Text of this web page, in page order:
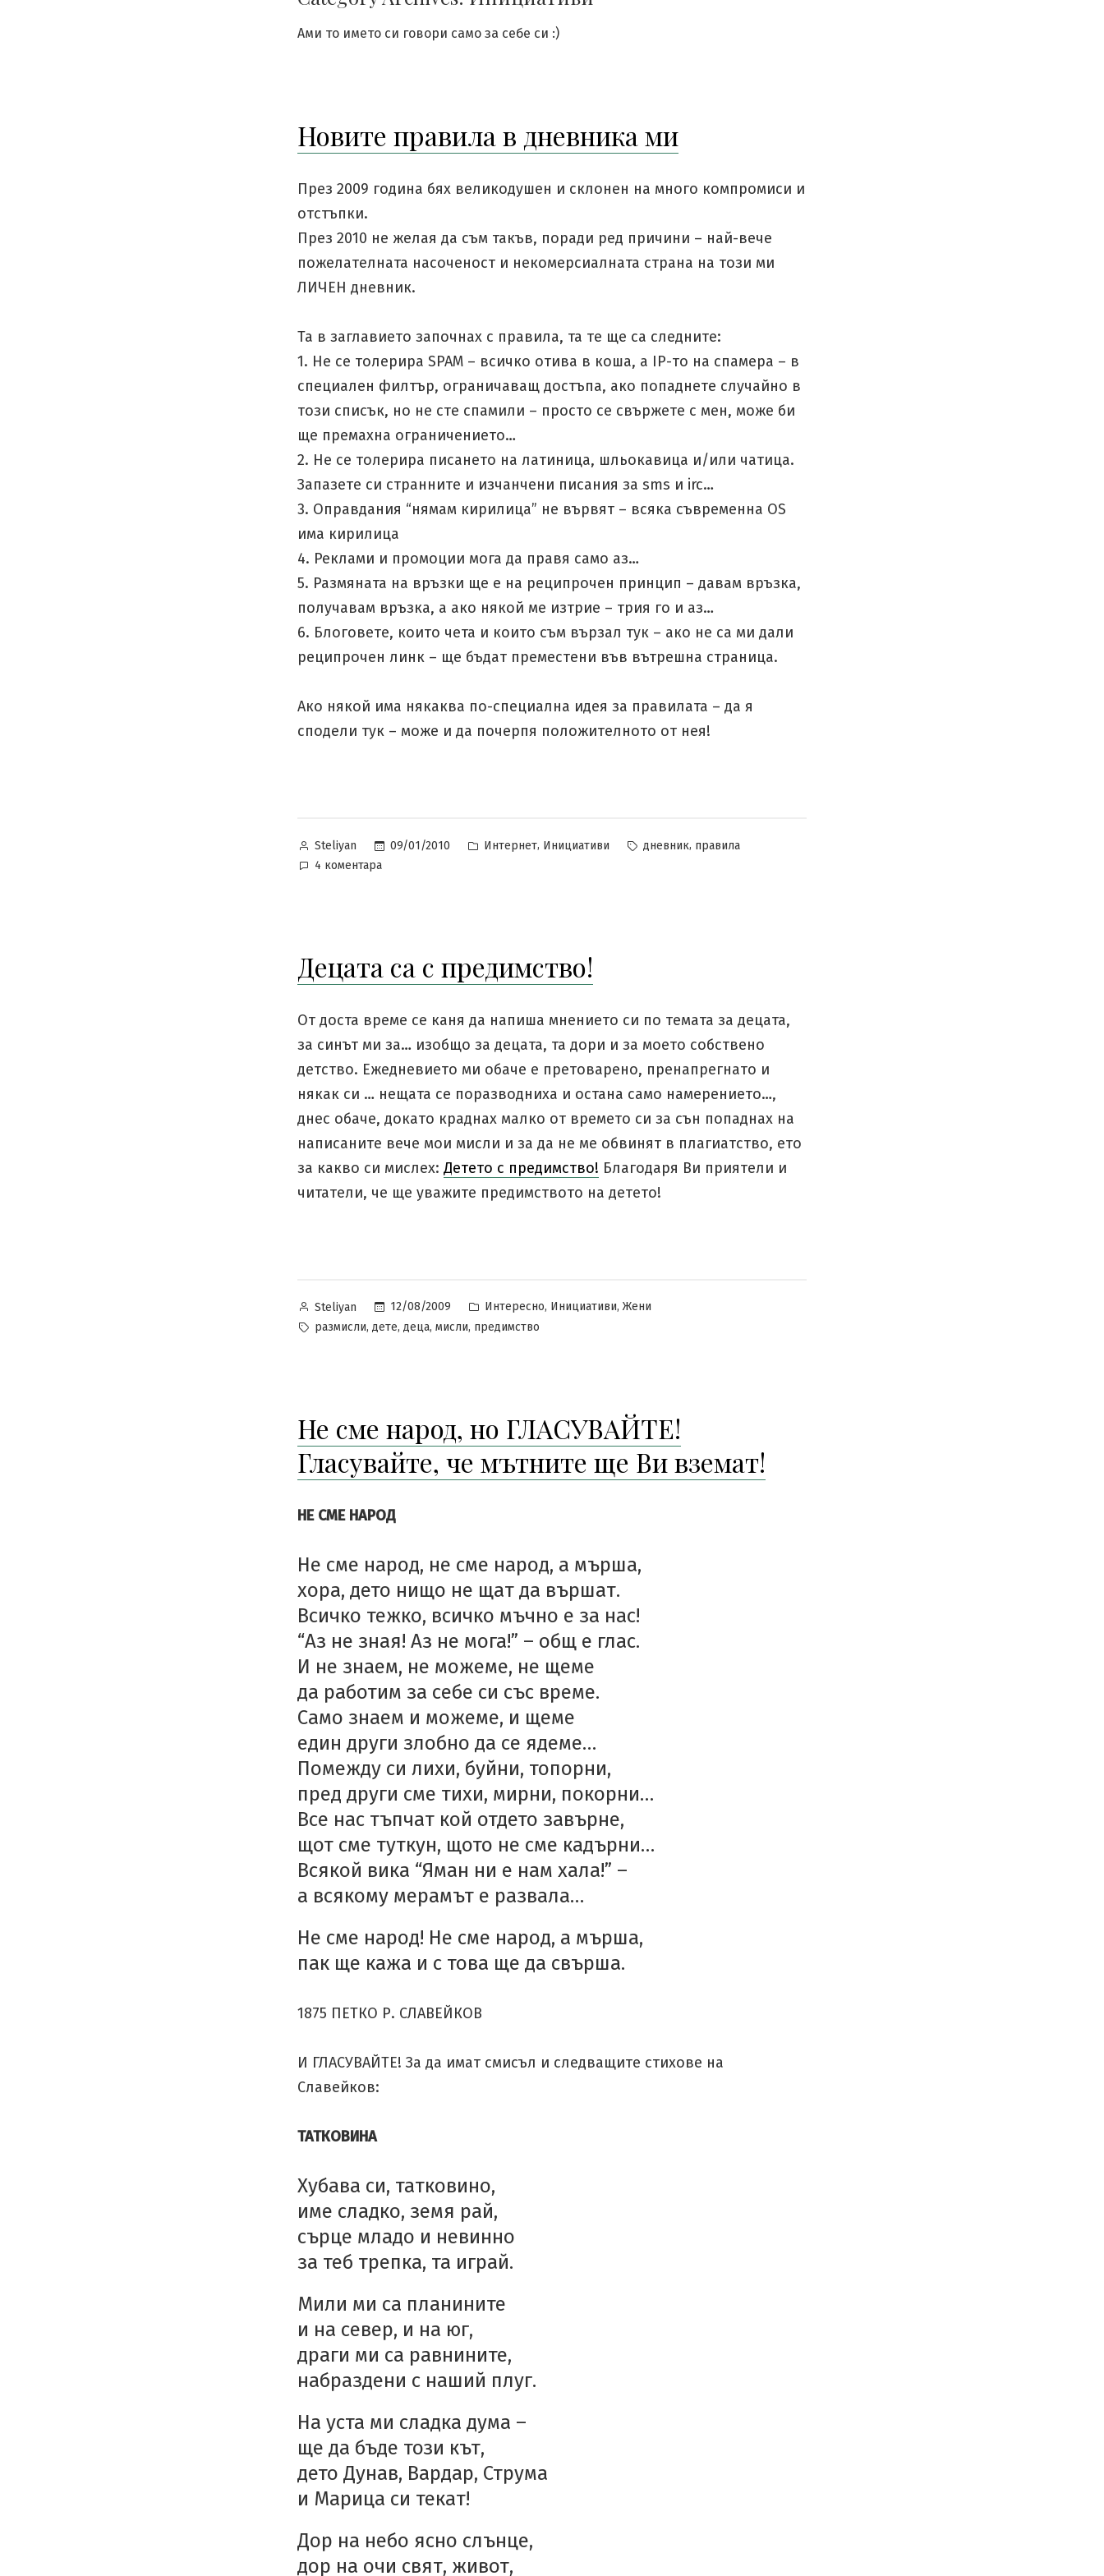
Ами то името си говори само за себе си :)
Новите правила в дневника ми
През 2009 година бях великодушен и склонен на много компромиси и
отстъпки.
През 2010 не желая да съм такъв, поради ред причини – най-вече
пожелателната насоченост и некомерсиалната страна на този ми
ЛИЧЕН дневник.
Та в заглавието започнах с правила, та те ще са следните:
1. Не се толерира SPAM – всичко отива в коша, а IP-то на спамера – в
специален филтър, ограничаващ достъпа, ако попаднете случайно в
този списък, но не сте спамили – просто се свържете с мен, може би
ще премахна ограничението…
2. Не се толерира писането на латиница, шльокавица и/или чатица.
Запазете си странните и изчанчени писания за sms и irc…
3. Оправдания “нямам кирилица” не вървят – всяка съвременна OS
има кирилица
4. Реклами и промоции мога да правя само аз…
5. Размяната на връзки ще е на реципрочен принцип – давам връзка,
получавам връзка, а ако някой ме изтрие – трия го и аз…
6. Блоговете, които чета и които съм вързал тук – ако не са ми дали
реципрочен линк – ще бъдат преместени във вътрешна страница.
Ако някой има някаква по-специална идея за правилата – да я
сподели тук – може и да почерпя положителното от нея!
Posted
by
Steliyan 09/01/2010
Posted
Интернет, Инициативи Tags:
дневник, правила
4 коментараза
Децата са с предимство!
От доста време се каня да напиша мнението си по темата за децата,
за синът ми за… изобщо за децата, та дори и за моето собствено
детство. Ежедневието ми обаче е претоварено, пренапрегнато и
някак си … нещата се поразводниха и остана само намерението…,
днес обаче, докато краднах малко от времето си за сън попаднах на
написаните вече мои мисли и за да не ме обвинят в плагиатство, ето
за какво си мислех: Детето с предимство! Благодаря Ви приятели и
читатели, че ще уважите предимството на детето!
Posted
by
Steliyan 12/08/2009
Posted
in
Интересно, Инициативи, Жени
Tags:
размисли, дете, деца, мисли, предимство
Не сме народ, но ГЛАСУВАЙТЕ!
Гласувайте, че мътните ще Ви вземат!
НЕ СМЕ НАРОД
Не сме народ, не сме народ, а мърша,
хора, дето нищо не щат да вършат.
Всичко тежко, всичко мъчно е за нас!
“Аз не зная! Аз не мога!” – общ е глас.
И не знаем, не можеме, не щеме
да работим за себе си със време.
Само знаем и можеме, и щеме
един други злобно да се ядеме…
Помежду си лихи, буйни, топорни,
пред други сме тихи, мирни, покорни…
Все нас тъпчат кой отдето завърне,
щот сме туткун, щото не сме кадърни…
Всякой вика “Яман ни е нам хала!” –
а всякому мерамът е развала…
Не сме народ! Не сме народ, а мърша,
пак ще кажа и с това ще да свърша.
1875 ПЕТКО Р. СЛАВЕЙКОВ
И ГЛАСУВАЙТЕ! За да имат смисъл и следващите стихове на
Славейков:
ТАТКОВИНА
Хубава си, татковино,
име сладко, земя рай,
сърце младо и невинно
за теб трепка, та играй.
Мили ми са планините
и на север, и на юг,
драги ми са равнините,
набраздени с наший плуг.
На уста ми сладка дума –
ще да бъде този кът,
дето Дунав, Вардар, Струма
и Марица си текат!
Дор на небо ясно слънце,
дор на очи свят, живот,